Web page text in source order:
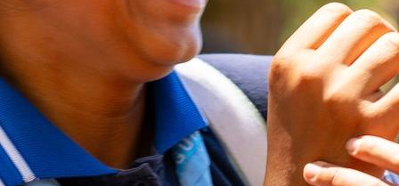
ماذا نفعل
ادعمونا
تطوع
الأحداث
عالمنا